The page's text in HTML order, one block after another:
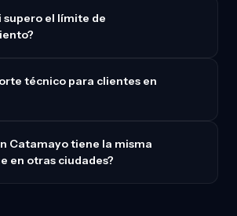
supero el límite de
técnico para clientes en
Catamayo tiene la misma
en otras ciudades?